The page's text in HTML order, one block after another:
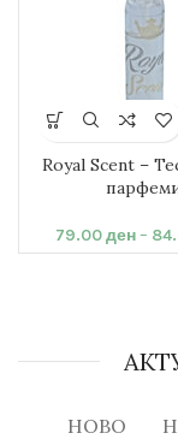
Royal Scent –
79.00ден–
НОВО